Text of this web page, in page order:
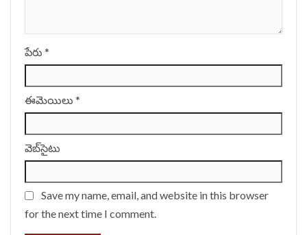
పేరు *
ఈమెయిలు *
వెబ్‌సైటు
Save my name, email, and website in this browser
for the next time I comment.